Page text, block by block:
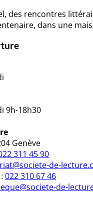
des rencontres
dans une
9h-18h30
Genève
311 45 90
de-
022 310 67 46
de-